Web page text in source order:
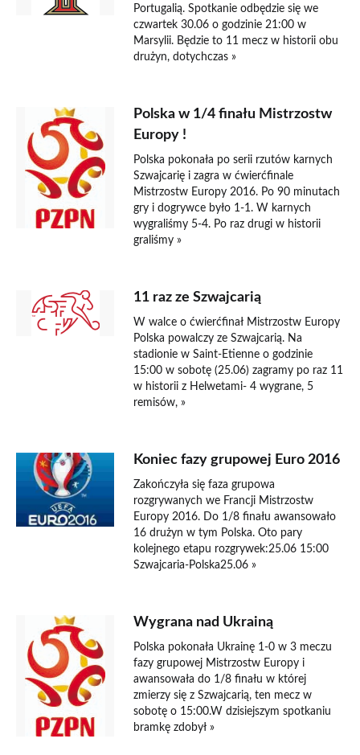
Portugalią. Spotkanie odbędzie się we
czwartek 30.06 o godzinie 21:00 w
Marsylii. Będzie to 11 mecz w historii obu
drużyn, dotychczas »
Polska w 1/4 finału Mistrzostw
Europy !
Polska pokonała po serii rzutów karnych
Szwajcarię i zagra w ćwierćfinale
Mistrzostw Europy 2016. Po 90 minutach
gry i dogrywce było 1-1. W karnych
wygraliśmy 5-4. Po raz drugi w historii
graliśmy »
11 raz ze Szwajcarią
W walce o ćwierćfinał Mistrzostw Europy
Polska powalczy ze Szwajcarią. Na
stadionie w Saint-Etienne o godzinie
15:00 w sobotę (25.06) zagramy po raz 11
w historii z Helwetami- 4 wygrane, 5
remisów, »
Koniec fazy grupowej Euro 2016
Zakończyła się faza grupowa
rozgrywanych we Francji Mistrzostw
Europy 2016. Do 1/8 finału awansowało
16 drużyn w tym Polska. Oto pary
kolejnego etapu rozgrywek:25.06 15:00
Szwajcaria-Polska25.06 »
Wygrana nad Ukrainą
Polska pokonała Ukrainę 1-0 w 3 meczu
fazy grupowej Mistrzostw Europy i
awansowała do 1/8 finału w której
zmierzy się z Szwajcarią, ten mecz w
sobotę o 15:00.W dzisiejszym spotkaniu
bramkę zdobył »